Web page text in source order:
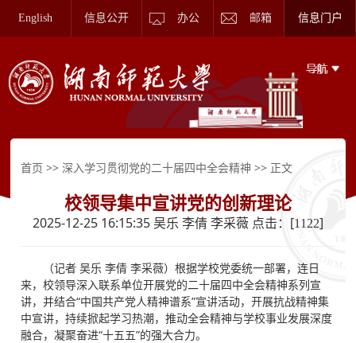
English 信息公开 办公 邮箱 信息门户
首页 >>深入学习贯彻党的二十届四中全会精神 >> 正文
校领导集中宣讲党的创新理论
2025-12-25 16:15:35 吴乐 李倩 李采薇 点击：[1122]
（记者 吴乐 李倩 李采薇）根据学校党委统一部署，连日
来，校领导深入联系单位开展党的二十届四中全会精神系列宣
讲，并结合“中国共产党人精神谱系”宣讲活动，开展抗战精神集
中宣讲，持续掀起学习热潮，推动全会精神与学校事业发展深度
融合，凝聚奋进“十五五”的强大合力。